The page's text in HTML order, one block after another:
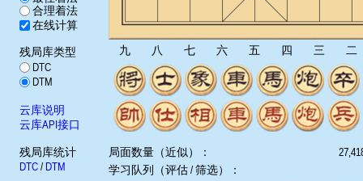
合理着法
在线计算
残局库类型
DTC
DTM
云库说明
云库API接口
残局库统计
DTC/ DTM
九 八 七 六 五 四 三 二
局面数量（近似）：
学习队列（评估 / 筛选）：